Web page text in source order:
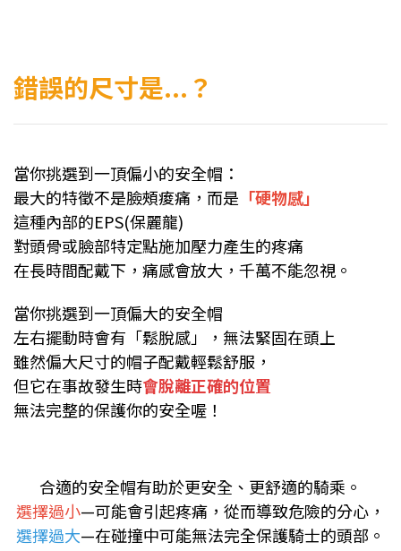
錯誤的尺寸是...？
當你挑選到一頂偏小的安全帽：
最大的特徵不是臉頰痠痛，而是 「硬物感」
這種內部的EPS(保麗龍)
對頭骨或臉部特定點施加壓力產生的疼痛
在長時間配戴下，痛感會放大，千萬不能忽視。
當你挑選到一頂偏大的安全帽
左右擺動時會有「鬆脫感」，無法緊固在頭上
雖然偏大尺寸的帽子配戴輕鬆舒服，
但它在事故發生時會脫離正確的位置
無法完整的保護你的安全喔！
合適的安全帽有助於更安全、更舒適的騎乘。
選擇過小—可能會引起疼痛，從而導致危險的分心，
選擇過大—在碰撞中可能無法完全保護騎士的頭部。